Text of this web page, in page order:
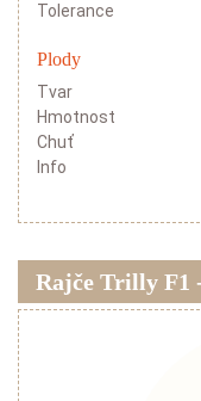
Tolerance
Plody
Tvar
Hmotnost
Chuť
Info
Rajče Trilly F1